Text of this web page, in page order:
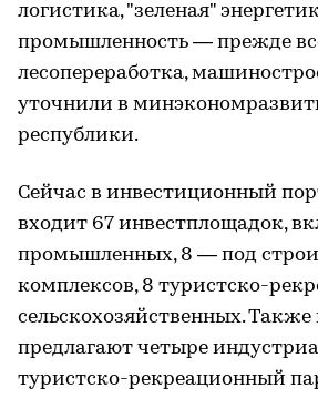
логистика, "зеленая"
промышленность — прежде
лесопереработка,
уточнили в
республики.
Сейчас в инвестиционный
входит 67 инвестплощадок,
промышленных, 8 — под
комплексов, 8 туристско-
сельскохозяйственных.
предлагают четыре
туристско-рекреационный